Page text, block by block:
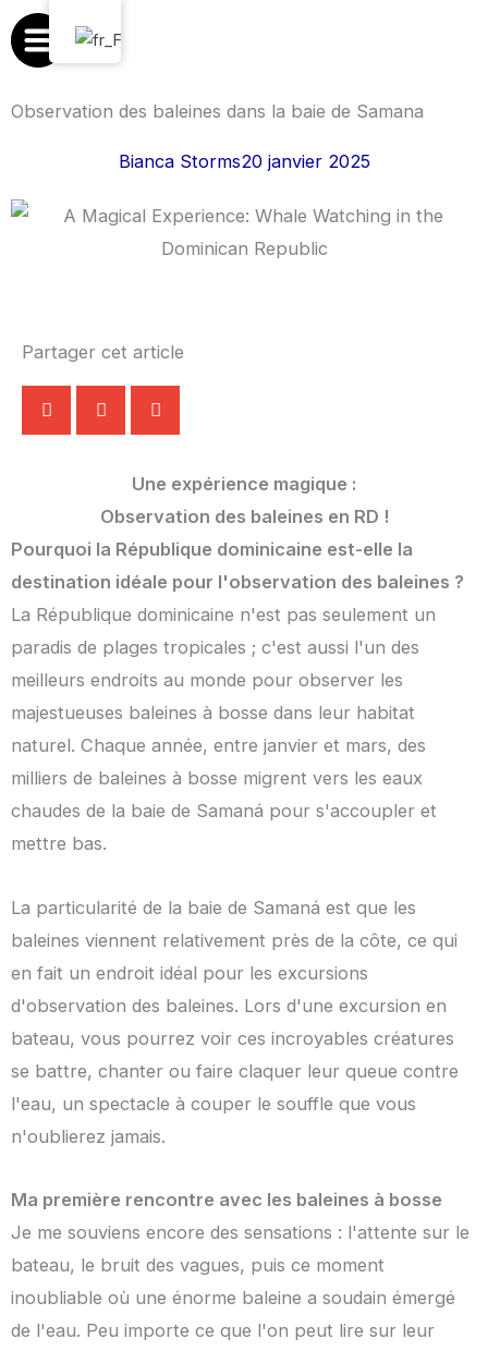
Aller
au
Observation des baleines dans la baie de Samana
Bianca Storms20 janvier 2025
Partager cet article
Une expérience magique :
Observation des baleines en RD !
Pourquoi la République dominicaine est-elle la
destination idéale pour l'observation des baleines ?
La République dominicaine n'est pas seulement un
paradis de plages tropicales ; c'est aussi l'un des
meilleurs endroits au monde pour observer les
majestueuses baleines à bosse dans leur habitat
naturel. Chaque année, entre janvier et mars, des
milliers de baleines à bosse migrent vers les eaux
chaudes de la baie de Samaná pour s'accoupler et
mettre bas.
La particularité de la baie de Samaná est que les
baleines viennent relativement près de la côte, ce qui
en fait un endroit idéal pour les excursions
d'observation des baleines. Lors d'une excursion en
bateau, vous pourrez voir ces incroyables créatures
se battre, chanter ou faire claquer leur queue contre
l'eau, un spectacle à couper le souffle que vous
n'oublierez jamais.
Ma première rencontre avec les baleines à bosse
Je me souviens encore des sensations : l'attente sur le
bateau, le bruit des vagues, puis ce moment
inoubliable où une énorme baleine a soudain émergé
de l'eau. Peu importe ce que l'on peut lire sur leur